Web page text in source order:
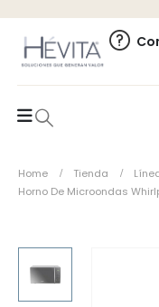
Home Tienda
Horno De Microondas